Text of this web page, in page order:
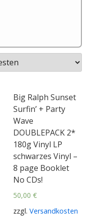
Big Ralph Sunset
Surfin’ + Party
Wave
DOUBLEPACK 2*
180g Vinyl LP
schwarzes Vinyl –
8 page Booklet
No CDs!
50,00 €
zzgl. Versandkosten